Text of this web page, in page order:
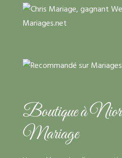
Boutique à
Mariage